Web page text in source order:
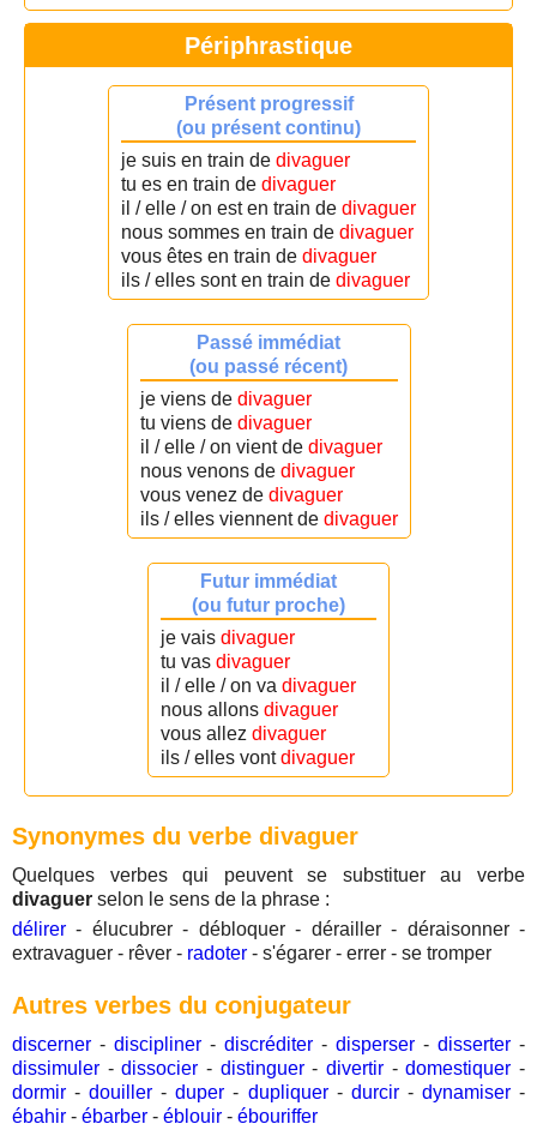
Périphrastique
Présent progressif
(ou présent continu)
je suis en train de divaguer
tu es en train de divaguer
il / elle / on est en train de divaguer
nous sommes en train de divaguer
vous êtes en train de divaguer
ils / elles sont en train de divaguer
Passé immédiat
(ou passé récent)
je viens de divaguer
tu viens de divaguer
il / elle / on vient de divaguer
nous venons de divaguer
vous venez de divaguer
ils / elles viennent de divaguer
Futur immédiat
(ou futur proche)
je vais divaguer
tu vas divaguer
il / elle / on va divaguer
nous allons divaguer
vous allez divaguer
ils / elles vontdivaguer
Synonymes du verbe divaguer
Quelques verbes qui peuvent se substituer au verbe
divaguer selon le sens de la phrase :
délirer - élucubrer - débloquer - dérailler - déraisonner -
extravaguer - rêver - radoter - s'égarer - errer - se tromper
Autres verbes du conjugateur
discerner - discipliner - discréditer - disperser - disserter -
dissimuler -dissocier - distinguer-divertir -domestiquer -
dormir -douiller -duper - dupliquer- durcir- dynamiser-
ébahir - ébarber - éblouir - ébouriffer